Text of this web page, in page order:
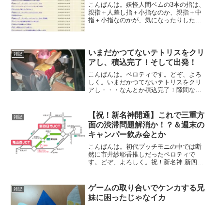
こんばんは。妖怪人間ベムの3本の指は、
親指＋人差し指＋小指なのか、親指＋中
指＋小指なのかが、気になったりしたこ
して！！（どーでもいい...
雑記
いまだかつてないテトリスをクリ
アし、積込完了！そして出発！
こんばんは。ペロティです。どぞ、よろ
しく。いまだかつてないテトリスをクリ
アし・・・なんとか積込完了！隙間なく
ということで、こんな時間から出発しま
ーす！久々のファミリー...
雑記
【祝！新名神開通】これで三重方
面の渋滞問題解消か！？＆週末の
キャンパー飲み会とか
こんばんは。初代プッチモニの中では断
然に市井紗耶香推しだったペロティで
す。どぞ、よろしく。祝！新名神 新四日
さみますわ。ニュースでやっていたの
で、ご存知の方も多い...
雑記
ゲームの取り合いでケンカする兄
妹に困ったじゃなイカ